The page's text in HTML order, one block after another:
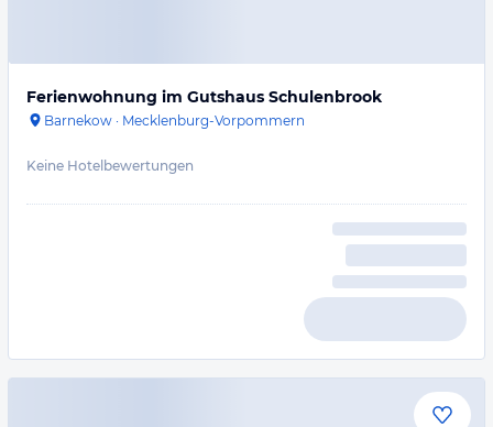
Ferienwohnung im Gutshaus Schulenbrook
Barnekow · Mecklenburg-Vorpommern
Keine Hotelbewertungen